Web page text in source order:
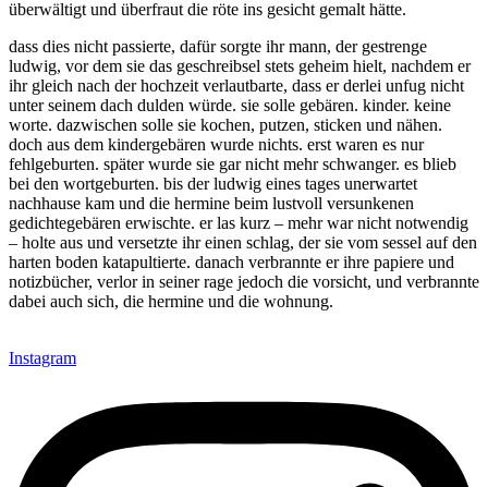
überwältigt und überfraut die röte ins gesicht gemalt hätte.
dass dies nicht passierte, dafür sorgte ihr mann, der gestrenge
ludwig, vor dem sie das geschreibsel stets geheim hielt, nachdem er
ihr gleich nach der hochzeit verlautbarte, dass er derlei unfug nicht
unter seinem dach dulden würde. sie solle gebären. kinder. keine
worte. dazwischen solle sie kochen, putzen, sticken und nähen.
doch aus dem kindergebären wurde nichts. erst waren es nur
fehlgeburten. später wurde sie gar nicht mehr schwanger. es blieb
bei den wortgeburten. bis der ludwig eines tages unerwartet
nachhause kam und die hermine beim lustvoll versunkenen
gedichtegebären erwischte. er las kurz – mehr war nicht notwendig
– holte aus und versetzte ihr einen schlag, der sie vom sessel auf den
harten boden katapultierte. danach verbrannte er ihre papiere und
notizbücher, verlor in seiner rage jedoch die vorsicht, und verbrannte
dabei auch sich, die hermine und die wohnung.
Instagram